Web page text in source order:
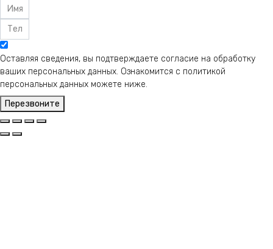
Оставляя сведения, вы подтверждаете согласие на обработку
ваших персональных данных. Ознакомится с политикой
персональных данных можете ниже.
Перезвоните